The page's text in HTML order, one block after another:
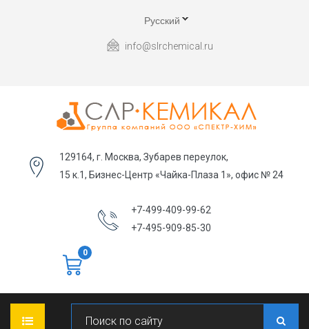
Русский
info@slrchemical.ru
129164, г. Москва, Зубарев переулок,
15 к.1, Бизнес-Центр «Чайка-Плаза 1», офис № 24
+7-499-409-99-62
+7-495-909-85-30
0